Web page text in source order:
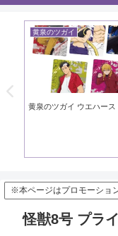
黄泉のツガイ
黄泉のツガイ ウエハース
※本ページはプロモーショ
怪獣8号 プラ